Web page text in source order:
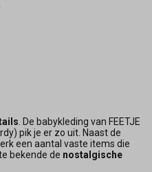
. De babykle­ding van FEETJE
pik je er zo uit. Naast de
een aantal vaste items die
bekende de nostalgische